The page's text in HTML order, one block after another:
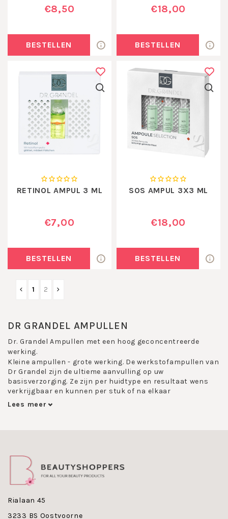
€8,50
BESTELLEN
€18,00
BESTELLEN
RETINOL AMPUL 3 ML
€7,00
BESTELLEN
SOS AMPUL 3X3 ML
€18,00
BESTELLEN
1 2
DR GRANDEL AMPULLEN
Dr. Grandel Ampullen met een hoog geconcentreerde
werking.
Kleine ampullen - grote werking. De werkstofampullen van
Dr Grandel zijn de ultieme aanvulling op uw
basisverzorging. Ze zijn per huidtype en resultaat wens
verkrijgbaar en kunnen per stuk of na elkaar
gecombineerd aangebracht worden.
eigenschap om de huid te hydrateren of te voeden dan het
aangewezen product.
Ampullen zijn vaak het paradepaardje van de
huidverzorging. Alle overbodige stoffen worden er uit
gehaald waardoor enkel de zeer waardevolle en actieve
Lees meer
Rialaan 45
3233 BS Oostvoorne